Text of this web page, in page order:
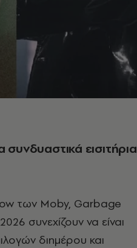
εισιτήρια
των Moby, Garbage
συνεχίζουν να είναι
διημέρου και